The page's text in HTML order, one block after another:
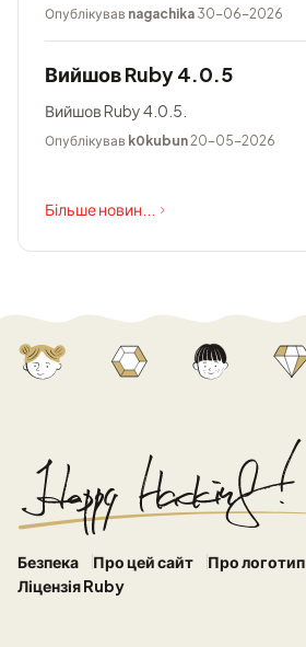
Опублікував nagachika 30-06-2026
Вийшов Ruby 4.0.5
Вийшов Ruby 4.0.5.
Опублікував k0kubun20-05-2026
Більше новин...
Безпека Про цей сайт Про логотип
Ліцензія Ruby